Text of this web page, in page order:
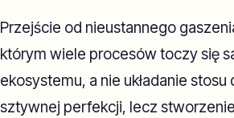
Przejście od nieustannego
którym wiele procesów toczy się
ekosystemu, a nie układanie
sztywnej perfekcji, lecz